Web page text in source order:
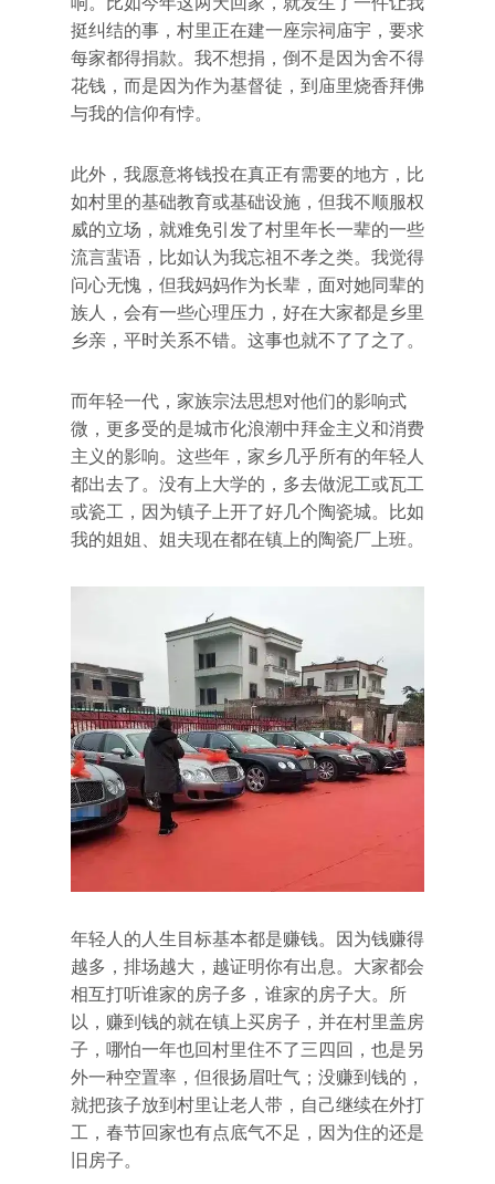
挺纠结的事，村里正在建一座宗祠庙宇，要求
每家都得捐款。我不想捐，倒不是因为舍不得
花钱，而是因为作为基督徒，到庙里烧香拜佛
与我的信仰有悖。
此外，我愿意将钱投在真正有需要的地方，比
如村里的基础教育或基础设施，但我不顺服权
威的立场，就难免引发了村里年长一辈的一些
流言蜚语，比如认为我忘祖不孝之类。我觉得
问心无愧，但我妈妈作为长辈，面对她同辈的
族人，会有一些心理压力，好在大家都是乡里
乡亲，平时关系不错。这事也就不了了之了。
而年轻一代，家族宗法思想对他们的影响式
微，更多受的是城市化浪潮中拜金主义和消费
主义的影响。这些年，家乡几乎所有的年轻人
都出去了。没有上大学的，多去做泥工或瓦工
或瓷工，因为镇子上开了好几个陶瓷城。比如
我的姐姐、姐夫现在都在镇上的陶瓷厂上班。
年轻人的人生目标基本都是赚钱。因为钱赚得
越多，排场越大，越证明你有出息。大家都会
相互打听谁家的房子多，谁家的房子大。所
以，赚到钱的就在镇上买房子，并在村里盖房
子，哪怕一年也回村里住不了三四回，也是另
外一种空置率，但很扬眉吐气；没赚到钱的，
就把孩子放到村里让老人带，自己继续在外打
工，春节回家也有点底气不足，因为住的还是
旧房子。